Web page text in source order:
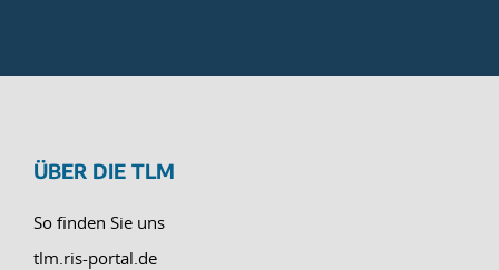
ÜBER DIE TLM
So finden Sie uns
tlm.ris-portal.de